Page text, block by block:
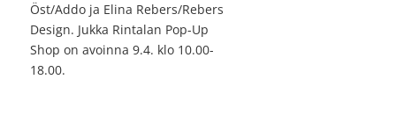
Öst/Addo ja Elina Rebers/Rebers
Design. Jukka Rintalan Pop-Up
Shop on avoinna 9.4. klo 10.00-
18.00.